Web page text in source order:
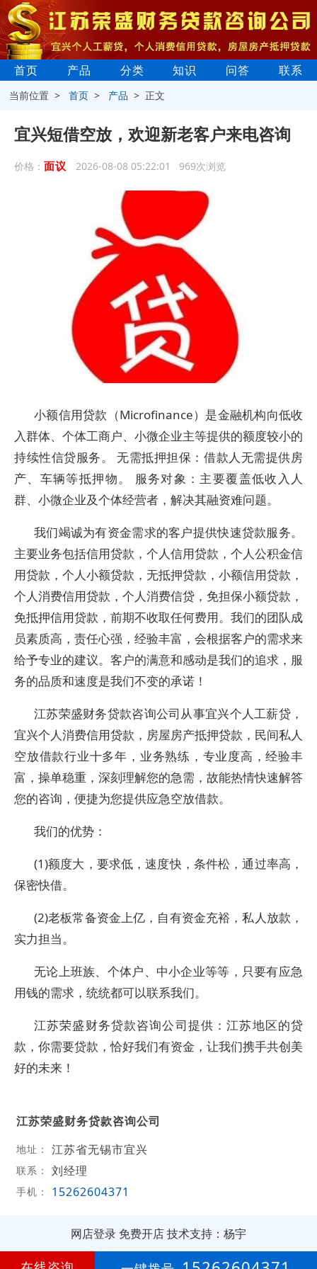
首页 产品 分类 知识 问答 联系
当前位置 >首页 > 产品 > 正文
宜兴短借空放，欢迎新老客户来电咨询
价格： 面议 2026-08-08 05:22:01 969次浏览
小额信用贷款（Microfinance）是金融机构向低收
入群体、个体工商户、小微企业主等提供的额度较小的
持续性信贷服务。 无需抵押担保：借款人无需提供房
产、车辆等抵押物。 服务对象：主要覆盖低收入人
群、小微企业及个体经营者，解决其融资难问题。
我们竭诚为有资金需求的客户提供快速贷款服务。
主要业务包括信用贷款，个人信用贷款，个人公积金信
用贷款，个人小额贷款，无抵押贷款，小额信用贷款，
个人消费信用贷款，个人消费信贷，免担保小额贷款，
免抵押信用贷款，前期不收取任何费用。我们的团队成
员素质高，责任心强，经验丰富，会根据客户的需求来
给予专业的建议。客户的满意和感动是我们的追求，服
务的品质和速度是我们不变的承诺！
江苏荣盛财务贷款咨询公司从事宜兴个人工薪贷，
宜兴个人消费信用贷款，房屋房产抵押贷款，民间私人
空放借款行业十多年，业务熟练，专业度高，经验丰
富，操单稳重，深刻理解您的急需，故能热情快速解答
您的咨询，便捷为您提供应急空放借款。
我们的优势：
(1)额度大，要求低，速度快，条件松，通过率高，
保密快借。
(2)老板常备资金上亿，自有资金充裕，私人放款，
实力担当。
无论上班族、个体户、中小企业等等，只要有应急
用钱的需求，统统都可以联系我们。
江苏荣盛财务贷款咨询公司提供：江苏地区的贷
款，你需要贷款，恰好我们有资金，让我们携手共创美
好的未来！
江苏荣盛财务贷款咨询公司
地址： 江苏省无锡市宜兴
联系： 刘经理
手机： 15262604371
网店登录 免费开店技术支持：杨宇
第2年